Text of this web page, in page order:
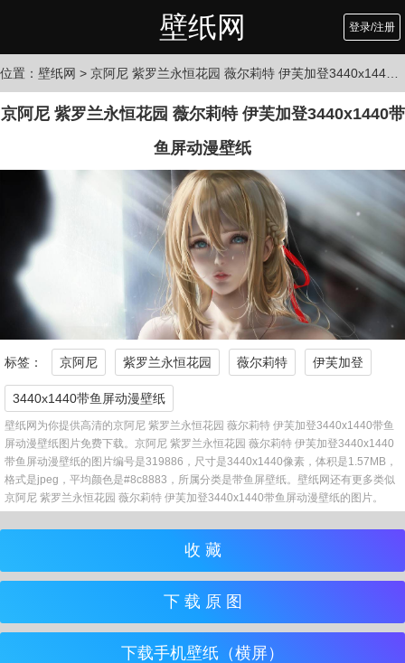
壁纸网 登录/注册
位置： 壁纸网 > 京阿尼 紫罗兰永恒花园 薇尔莉特 伊芙加登3440x1440带鱼屏动漫壁纸
京阿尼 紫罗兰永恒花园 薇尔莉特 伊芙加登3440x1440带
鱼屏动漫壁纸
标签： 京阿尼 紫罗兰永恒花园 薇尔莉特 伊芙加登
3440x1440带鱼屏动漫壁纸
壁纸网为你提供高清的京阿尼 紫罗兰永恒花园 薇尔莉特 伊芙加登3440x1440带鱼
屏动漫壁纸图片免费下载。京阿尼 紫罗兰永恒花园 薇尔莉特 伊芙加登3440x1440
带鱼屏动漫壁纸的图片编号是319886，尺寸是3440x1440像素，体积是1.57MB，
格式是jpeg，平均颜色是#8c8883，所属分类是带鱼屏壁纸。壁纸网还有更多类似
京阿尼 紫罗兰永恒花园 薇尔莉特 伊芙加登3440x1440带鱼屏动漫壁纸的图片。
收 藏
下 载 原 图
下载手机壁纸（横屏）